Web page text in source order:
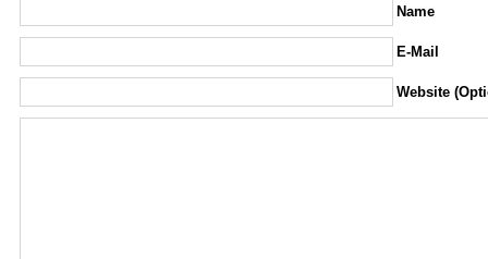
Name
E-Mail
Website